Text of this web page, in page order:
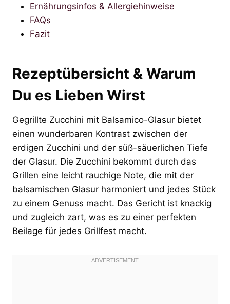
Ernährungsinfos & Allergiehinweise
FAQs
Fazit
Rezeptübersicht & Warum
Du es Lieben Wirst
Gegrillte Zucchini mit Balsamico-Glasur bietet
einen wunderbaren Kontrast zwischen der
erdigen Zucchini und der süß-säuerlichen Tiefe
der Glasur. Die Zucchini bekommt durch das
Grillen eine leicht rauchige Note, die mit der
balsamischen Glasur harmoniert und jedes Stück
zu einem Genuss macht. Das Gericht ist knackig
und zugleich zart, was es zu einer perfekten
Beilage für jedes Grillfest macht.